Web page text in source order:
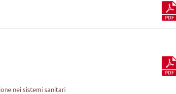
nei sistemi sanitari